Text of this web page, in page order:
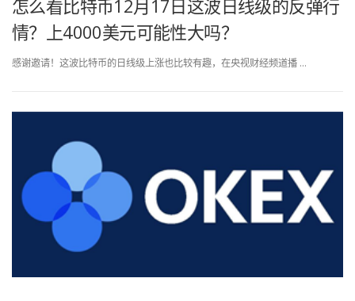
怎么看比特币12月17日这波日线级的反弹行
情？上4000美元可能性大吗？
感谢邀请！这波比特币的日线级上涨也比较有趣，在央视财经频道播 …